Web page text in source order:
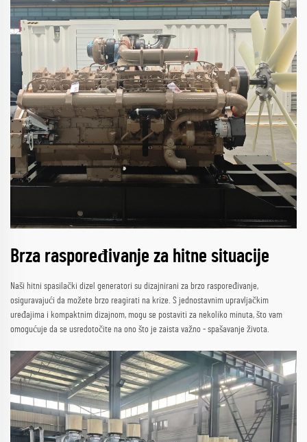
Brza raspoređivanje za hitne situacije
Naši hitni spasilački dizel generatori su dizajnirani za brzo raspoređivanje,
osiguravajući da možete brzo reagirati na krize. S jednostavnim upravljačkim
uređajima i kompaktnim dizajnom, mogu se postaviti za nekoliko minuta, što vam
omogućuje da se usredotočite na ono što je zaista važno - spašavanje života.